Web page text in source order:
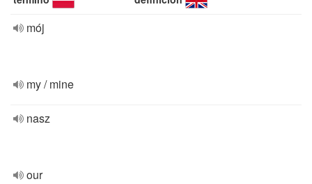
mój
my / mine
nasz
our